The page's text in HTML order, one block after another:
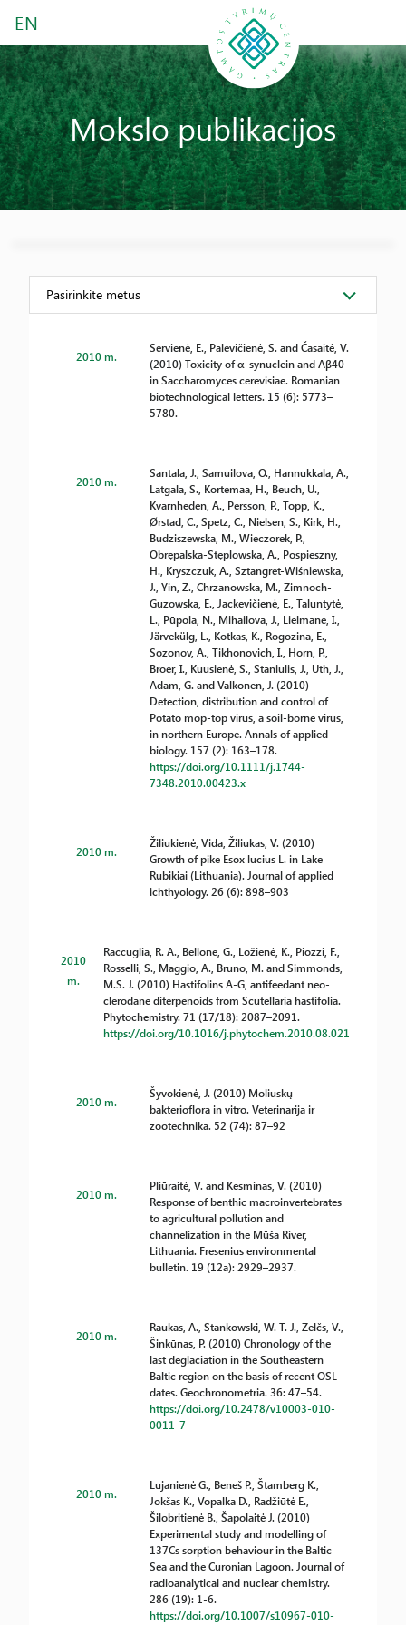
EN
Mokslo publikacijos
Pasirinkite metus
2010 m.
Servienė, E., Palevičienė, S. and Časaitė, V.
(2010) Toxicity of α-synuclein and Aβ40
in Saccharomyces cerevisiae. Romanian
biotechnological letters. 15 (6): 5773–
5780.
2010 m.
Santala, J., Samuilova, O., Hannukkala, A.,
Latgala, S., Kortemaa, H., Beuch, U.,
Kvarnheden, A., Persson, P., Topp, K.,
Ørstad, C., Spetz, C., Nielsen, S., Kirk, H.,
Budziszewska, M., Wieczorek, P.,
Obrępalska-Stęplowska, A., Pospieszny,
H., Kryszczuk, A., Sztangret-Wiśniewska,
J., Yin, Z., Chrzanowska, M., Zimnoch-
Guzowska, E., Jackevičienė, E., Taluntytė,
L., Pūpola, N., Mihailova, J., Lielmane, I.,
Järvekülg, L., Kotkas, K., Rogozina, E.,
Sozonov, A., Tikhonovich, I., Horn, P.,
Broer, I., Kuusienė, S., Staniulis, J., Uth, J.,
Adam, G. and Valkonen, J. (2010)
Detection, distribution and control of
Potato mop-top virus, a soil-borne virus,
in northern Europe. Annals of applied
biology. 157 (2): 163–178.
https://doi.org/10.1111/j.1744-
7348.2010.00423.x
2010 m.
Žiliukienė, Vida, Žiliukas, V. (2010)
Growth of pike Esox lucius L. in Lake
Rubikiai (Lithuania). Journal of applied
ichthyology. 26 (6): 898–903
2010
m.
Raccuglia, R. A., Bellone, G., Ložienė, K., Piozzi, F.,
Rosselli, S., Maggio, A., Bruno, M. and Simmonds,
M.S. J. (2010) Hastifolins A-G, antifeedant neo-
clerodane diterpenoids from Scutellaria hastifolia.
Phytochemistry. 71 (17/18): 2087–2091.
https://doi.org/10.1016/j.phytochem.2010.08.021
2010 m.
Šyvokienė, J. (2010) Moliuskų
bakterioflora in vitro. Veterinarija ir
zootechnika. 52 (74): 87–92
2010 m.
Pliūraitė, V. and Kesminas, V. (2010)
Response of benthic macroinvertebrates
to agricultural pollution and
channelization in the Mūša River,
Lithuania. Fresenius environmental
bulletin. 19 (12a): 2929–2937.
2010 m.
Raukas, A., Stankowski, W. T. J., Zelčs, V.,
Šinkūnas, P. (2010) Chronology of the
last deglaciation in the Southeastern
Baltic region on the basis of recent OSL
dates. Geochronometria. 36: 47–54.
https://doi.org/10.2478/v10003-010-
0011-7
2010 m.
Lujanienė G., Beneš P., Štamberg K.,
Jokšas K., Vopalka D., Radžiūtė E.,
Šilobritienė B., Šapolaitė J. (2010)
Experimental study and modelling of
137Cs sorption behaviour in the Baltic
Sea and the Curonian Lagoon. Journal of
radioanalytical and nuclear chemistry.
286 (19): 1-6.
https://doi.org/10.1007/s10967-010-